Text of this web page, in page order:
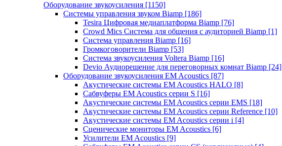
Оборудование звукоусиления [1150]
Системы управления звуком Biamp [186]
Tesira Цифровая медиаплатформа Biamp [76]
Crowd Mics Система для общения с аудиторией Biamp [1]
Система управления Biamp [16]
Громкоговорители Biamp [53]
Система звукоусиления Voltera Biamp [16]
Devio Аудиорешение для переговорных комнат Biamp [24]
Оборудование звукоусиления EM Acoustics [87]
Акустические системы EM Acoustics HALO [8]
Сабвуферы EM Acoustics серии S [16]
Акустические системы EM Acoustics серии EMS [18]
Акустические системы EM Acoustics серии Reference [10]
Акустические системы EM Acoustics серии i [4]
Сценические мониторы EM Acoustics [6]
Усилители EM Acoustics [9]